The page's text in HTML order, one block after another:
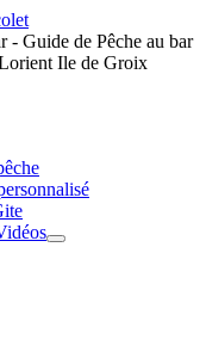
- Guide de Pêche au bar
Ile de Groix